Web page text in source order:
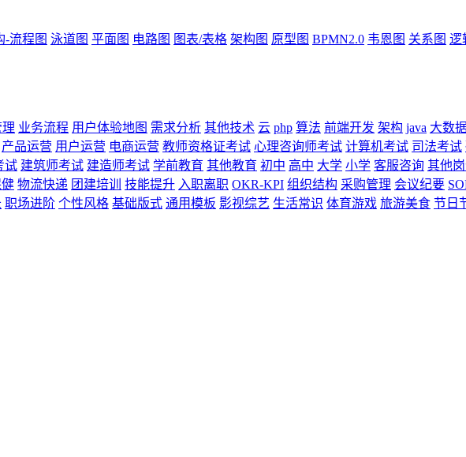
-流程图 泳道图 平面图 电路图 图表/表格 架构图 原型图 BPMN2.0 韦恩图 关系图 逻
业务流程 用户体验地图 需求分析 其他技术 云 php 算法 前端开发 架构 java 大数
产品运营 用户运营 电商运营 教师资格证考试 心理咨询师考试 计算机考试 司法考试
试 建筑师考试 建造师考试 学前教育 其他教育 初中 高中 大学 小学 客服咨询 其他
物流快递 团建培训 技能提升 入职离职 OKR-KPI 组织结构 采购管理 会议纪要
职场进阶 个性风格 基础版式 通用模板 影视综艺 生活常识 体育游戏 旅游美食 节日